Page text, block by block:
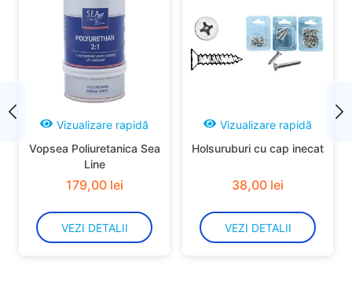
Vizualizare rapidă
Vopsea Poliuretanica Sea
Line
179,00 lei
VEZI DETALII
Vizualizare rapidă
Holsuruburi cu cap inecat
38,00 lei
VEZI DETALII